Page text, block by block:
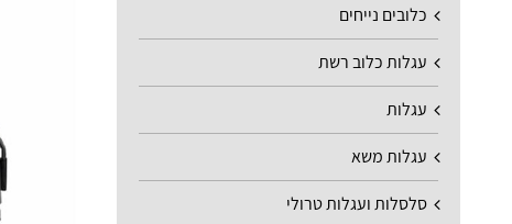
כלובים נייחים
עגלות כלוב רשת
עגלות
עגלות משא
סלסלות ועגלות טרולי